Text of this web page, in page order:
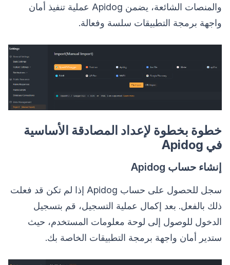
والمنصات الشائعة، يضمن Apidog عملية تنفيذ أمان
واجهة برمجة التطبيقات سلسة وفعالة.
خطوة بخطوة لإعداد المصادقة الأساسية
في Apidog
إنشاء حساب Apidog
سجل للحصول على حساب Apidog إذا لم تكن قد فعلت
ذلك بالفعل. بعد إكمال عملية التسجيل، قم بتسجيل
الدخول للوصول إلى لوحة معلومات المستخدم، حيث
ستدير أمان واجهة برمجة التطبيقات الخاصة بك.